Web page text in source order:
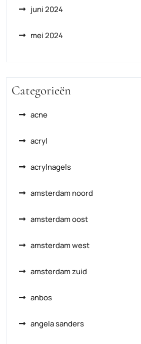
juni 2024
mei 2024
Categorieën
acne
acryl
acrylnagels
amsterdam noord
amsterdam oost
amsterdam west
amsterdam zuid
anbos
angela sanders